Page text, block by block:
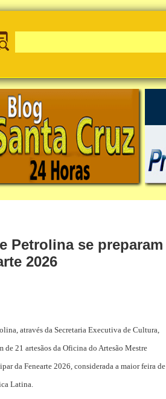
Petrolina se preparam
2026
através da Secretaria Executiva de Cultura,
de 21 artesãos da Oficina do Artesão Mestre
da Fenearte 2026, considerada a maior feira de
Latina.